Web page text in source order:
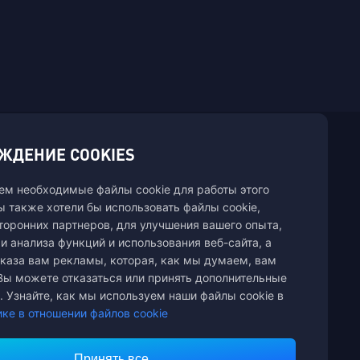
и весело на Midasbuy.
оплаты.
COOKIES
необходимые файлы cookie для работы этого
также хотели бы использовать файлы cookie,
партнеров, для улучшения вашего опыта,
анализа функций и использования веб-сайта, а
вам рекламы, которая, как мы думаем, вам
можете отказаться или принять дополнительные
Узнайте, как мы используем наши файлы cookie в
в отношении файлов cookie